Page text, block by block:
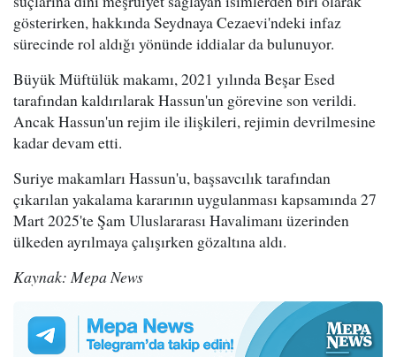
gösterirken, hakkında Seydnaya Cezaevi'ndeki infaz
sürecinde rol aldığı yönünde iddialar da bulunuyor.
Büyük Müftülük makamı, 2021 yılında Beşar Esed
tarafından kaldırılarak Hassun'un görevine son verildi.
Ancak Hassun'un rejim ile ilişkileri, rejimin devrilmesine
kadar devam etti.
Suriye makamları Hassun'u, başsavcılık tarafından
çıkarılan yakalama kararının uygulanması kapsamında 27
Mart 2025'te Şam Uluslararası Havalimanı üzerinden
ülkeden ayrılmaya çalışırken gözaltına aldı.
Kaynak: Mepa News